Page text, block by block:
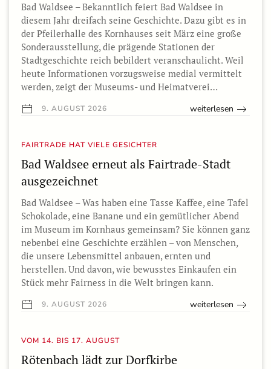
Bad Waldsee – Bekanntlich feiert Bad Waldsee in
diesem Jahr dreifach seine Geschichte. Dazu gibt es in
der Pfeilerhalle des Kornhauses seit März eine große
Sonderausstellung, die prägende Stationen der
Stadtgeschichte reich bebildert veranschaulicht. Weil
heute Informationen vorzugsweise medial vermittelt
werden, zeigt der Museums- und Heimatverei…
9. AUGUST 2026 weiterlesen
FAIRTRADE HAT VIELE GESICHTER
Bad Waldsee erneut als Fairtrade-Stadt
ausgezeichnet
Bad Waldsee – Was haben eine Tasse Kaffee, eine Tafel
Schokolade, eine Banane und ein gemütlicher Abend
im Museum im Kornhaus gemeinsam? Sie können ganz
nebenbei eine Geschichte erzählen – von Menschen,
die unsere Lebensmittel anbauen, ernten und
herstellen. Und davon, wie bewusstes Einkaufen ein
Stück mehr Fairness in die Welt bringen kann.
9. AUGUST 2026 weiterlesen
VOM 14. BIS 17. AUGUST
Rötenbach lädt zur Dorfkirbe